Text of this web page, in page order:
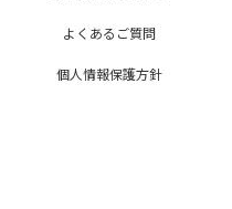
よくあるご質問
個人情報保護方針